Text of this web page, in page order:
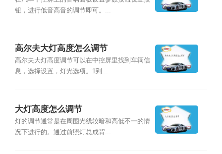
钮，进行低音高音的调节即可。...
高尔夫大灯高度怎么调节
高尔夫大灯高度调节可以在中控屏里找到车辆信
息，选择设置，灯光选项。1到...
大灯高度怎么调节
灯的调节通常是在周围光线较暗和高低不一的情
况下进行的。通过前照灯总成背...